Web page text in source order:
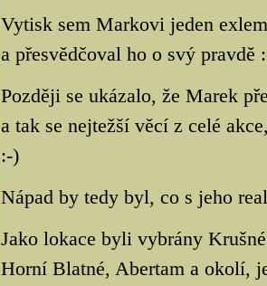
Vytisk sem Markovi jeden
a přesvědčoval ho o svý pravdě
Později se ukázalo, že Marek
a tak se nejtežší věcí z celé
:-)
Nápad by tedy byl, co s jeho
Jako lokace byli vybrány
Horní Blatné, Abertam a okolí,